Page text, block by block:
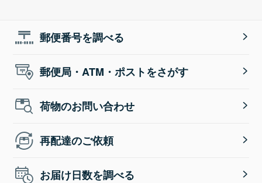
郵便番号を調べる
郵便局・ATM・ポストをさがす
荷物のお問い合わせ
再配達のご依頼
お届け日数を調べる